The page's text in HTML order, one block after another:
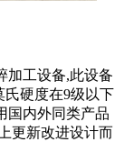
加工设备,此设备
氏硬度在9级以下
国内外同类产品
更新改进设计而